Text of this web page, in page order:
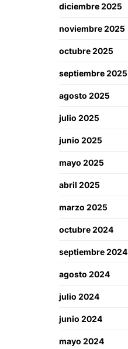
diciembre 2025
noviembre 2025
octubre 2025
septiembre 2025
agosto 2025
julio 2025
junio 2025
mayo 2025
abril 2025
marzo 2025
octubre 2024
septiembre 2024
agosto 2024
julio 2024
junio 2024
mayo 2024